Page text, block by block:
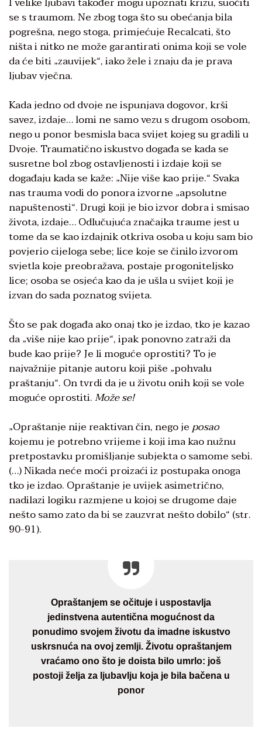
se s traumom. Ne zbog toga što su obećanja bila
pogrešna, nego stoga, primjećuje Recalcati, što
ništa i nitko ne može garantirati onima koji se vole
da će biti „zauvijek“, iako žele i znaju da je prava
ljubav vječna.
Kada jedno od dvoje ne ispunjava dogovor, krši
savez, izdaje… lomi ne samo vezu s drugom osobom,
nego u ponor besmisla baca svijet kojeg su gradili u
Dvoje. Traumatično iskustvo događa se kada se
susretne bol zbog ostavljenosti i izdaje koji se
događaju kada se kaže: „Nije više kao prije.“ Svaka
nas trauma vodi do ponora izvorne „apsolutne
napuštenosti“. Drugi koji je bio izvor dobra i smisao
života, izdaje… Odlučujuća značajka traume jest u
tome da se kao izdajnik otkriva osoba u koju sam bio
povjerio cijeloga sebe; lice koje se činilo izvorom
svjetla koje preobražava, postaje progoniteljsko
lice; osoba se osjeća kao da je ušla u svijet koji je
izvan do sada poznatog svijeta.
Što se pak događa ako onaj tko je izdao, tko je kazao
da „više nije kao prije“, ipak ponovno zatraži da
bude kao prije? Je li moguće oprostiti? To je
najvažnije pitanje autoru koji piše „pohvalu
praštanju“. On tvrdi da je u životu onih koji se vole
moguće oprostiti.Može se!
„Opraštanje nije reaktivan čin, nego je posao
kojemu je potrebno vrijeme i koji ima kao nužnu
pretpostavku promišljanje subjekta o samome sebi.
(…) Nikada neće moći proizaći iz postupaka onoga
tko je izdao. Opraštanje je uvijek asimetrično,
nadilazi logiku razmjene u kojoj se drugome daje
nešto samo zato da bi se zauzvrat nešto dobilo“ (str.
90-91).
Opraštanjem se očituje i uspostavlja
jedinstvena autentična mogućnost da
ponudimo svojem životu da imadne iskustvo
uskrsnuća na ovoj zemlji. Životu opraštanjem
vraćamo ono što je doista bilo umrlo: još
postoji želja za ljubavlju koja je bila bačena u
ponor